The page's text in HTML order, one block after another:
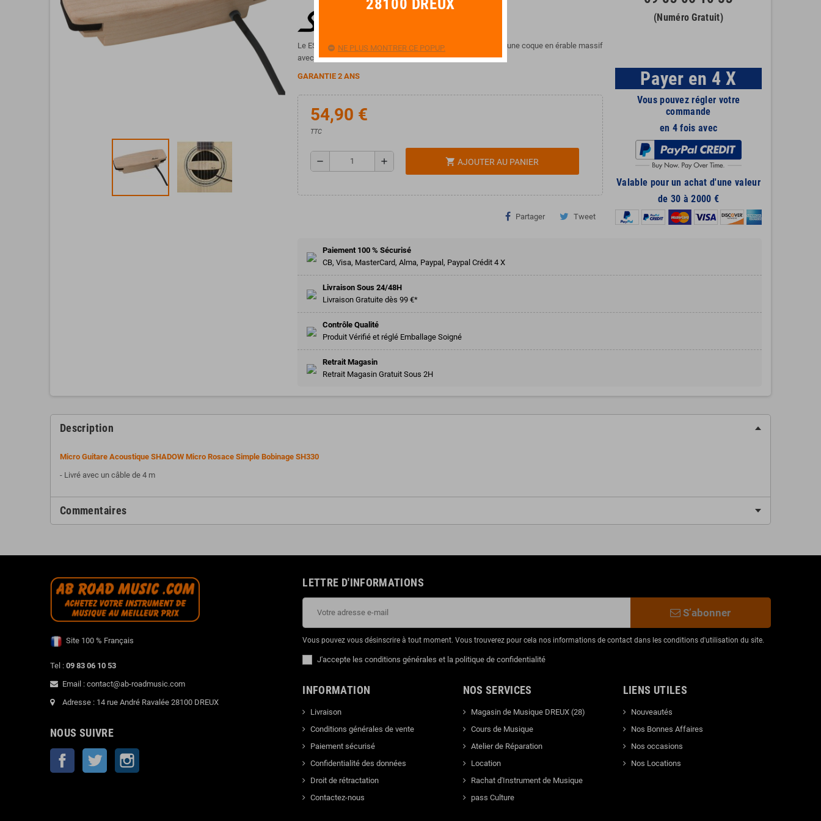
Le ESH 330 est un micro simple bobinage passif protégé par une coque en érable massif
avec une finition naturelle.
GARANTIE 2 ANS
54,90 €
TTC
remove add shopping_cart AJOUTER AU PANIER
Partager Tweet
(Numéro Gratuit)
Payer en 4 X
Vous pouvez régler votre
commande
en 4 fois avec
Valable pour un achat d'une valeur
de 30 à 2000 €
Paiement 100 % Sécurisé
CB, Visa, MasterCard, Alma, Paypal, Paypal Crédit 4 X
Livraison Sous 24/48H
Livraison Gratuite dès 99 €*
Contrôle Qualité
Produit Vérifié et réglé Emballage Soigné
Retrait Magasin
Retrait Magasin Gratuit Sous 2H
Description
Micro Guitare Acoustique SHADOW Micro Rosace Simple Bobinage SH330
- Livré avec un câble de 4 m
Commentaires
Site 100 % Français
Tel : 09 83 06 10 53
Email : contact@ab-roadmusic.com
Adresse : 14 rue André Ravalée 28100 DREUX
NOUS SUIVRE
Facebook Twitter
LETTRE D'INFORMATIONS
S’abonner
Vous pouvez vous désinscrire à tout moment. Vous trouverez pour cela nos informations de contact dans les conditions d'utilisation du site.
J'accepte les conditions générales et la politique de confidentialité
INFORMATION
Livraison
Conditions générales de vente
Paiement sécurisé
Confidentialité des données
Droit de rétractation
Contactez-nous
NOS SERVICES
Magasin de Musique DREUX (28)
Cours de Musique
Atelier de Réparation
Location
Rachat d'Instrument de Musique
pass Culture
LIENS UTILES
Nouveautés
Nos Bonnes Affaires
Nos occasions
Nos Locations
28100 DREUX
NE PLUS MONTRER CE POPUP.